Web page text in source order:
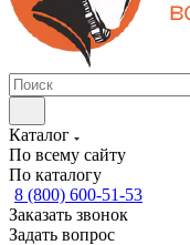
Каталог
По всему сайту
По каталогу
8 (800) 600-51-53
Заказать звонок
Задать вопрос